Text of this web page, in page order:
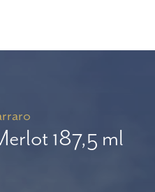
187,5 ml